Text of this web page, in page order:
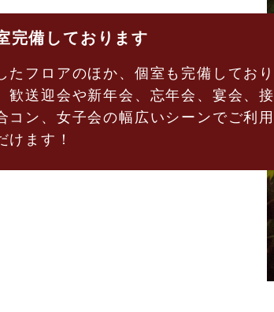
完備しております
たフロアのほか、個室も完備しており
歓送迎会や新年会、忘年会、宴会、接
コン、女子会の幅広いシーンでご利用
けます！